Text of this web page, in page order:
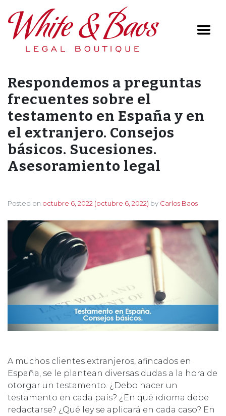
Main Navigation
Respondemos a preguntas
frecuentes sobre el
testamento en España y en
el extranjero. Consejos
básicos. Sucesiones.
Asesoramiento legal
Posted on octubre 6, 2022 (octubre 6, 2022) by Carlos Baos
A muchos clientes extranjeros, afincados en
España, se le plantean diversas dudas a la hora de
otorgar un testamento. ¿Debo hacer un
testamento en cada país? ¿En qué idioma debe
redactarse? ¿Qué ley se aplicará en cada caso? En